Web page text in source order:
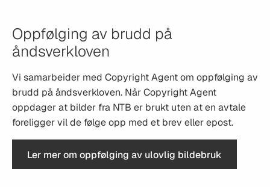
Oppfølging av brudd på
åndsverkloven
Vi samarbeider med Copyright Agent om oppfølging av
brudd på åndsverkloven. Når Copyright Agent
oppdager at bilder fra NTB er brukt uten at en avtale
foreligger vil de følge opp med et brev eller epost.
Ler mer om oppfølging av ulovlig bildebruk